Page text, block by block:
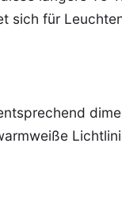
sich für